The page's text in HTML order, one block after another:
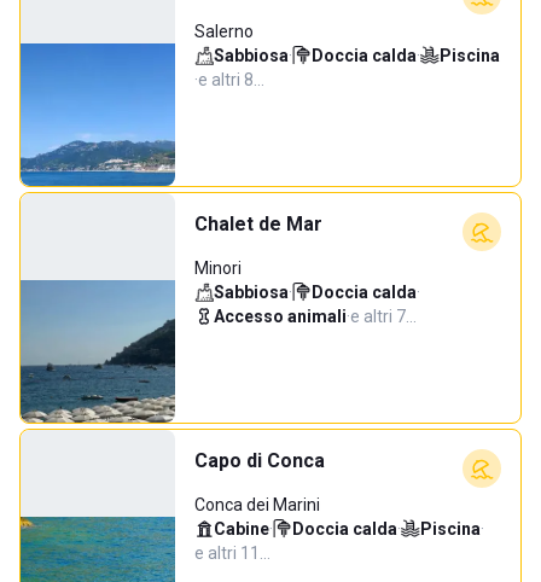
Salerno
Sabbiosa· Doccia calda·
Piscina
·e altri 8…
Chalet de Mar
Minori
Sabbiosa· Doccia calda·
Accesso animali·e altri 7…
Capo di Conca
Conca dei Marini
Cabine· Doccia calda· Piscina·
e altri 11…